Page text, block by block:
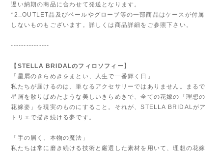
遅い納期の商品に合わせて発送となります。
*2..OUTLET品及びベールやグローブ等の一部商品はケースが付属
しないものもございます。詳しくは商品詳細をご参照下さい。
---------------
【STELLA BRIDALのフィロソフィー】
「星屑のきらめきをまとい、人生で一番輝く日」
私たちが届けるのは、単なるアクセサリーではありません。まるで
星屑を散りばめたような美しいきらめきで、全ての花嫁の「理想の
花嫁姿」を現実のものにすること。それが、STELLA BRIDALがア
トリエで描き続ける夢です。
「手の届く、本物の魔法」
私たちは常に磨き続ける技術と厳選した素材を用いて、理想の花嫁